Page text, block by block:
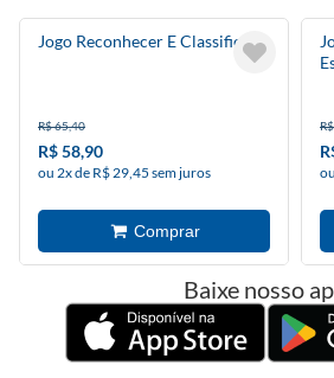
Jogo Reconhecer E Classificar
R$ 65,40
R$ 58,90
ou 2x de R$ 29,45 sem juros
Baixe nosso